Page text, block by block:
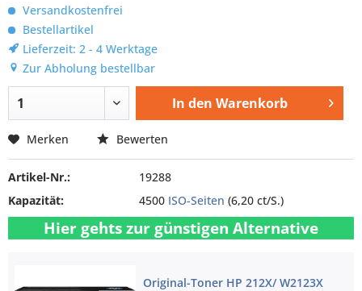
Versandkostenfrei
Bestellartikel
Lieferzeit: 2 - 4 Werktage
Zur Abholung bestellbar
In den Warenkorb
Merken Bewerten
Artikel-Nr.:
19288
Kapazität:
4500 ISO-Seiten (6,20 ct/S.)
Hier gehts zur günstigen Alternative
Original-Toner HP 212X/ W2123X